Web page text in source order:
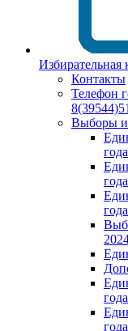
Избирательная
Контакты
Телефон
Выборы и
года
года
года
года
года